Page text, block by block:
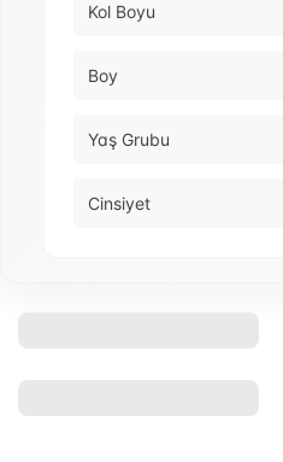
Kol Boyu
Boy
Yaş Grubu
Cinsiyet